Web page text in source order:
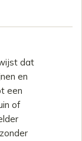
dat
en
een
of